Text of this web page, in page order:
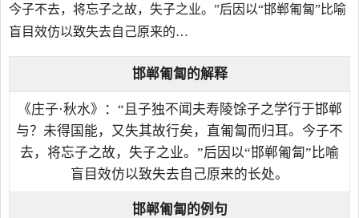
今子不去，将忘子之故，失子之业。”后因以“邯郸匍匐”比喻
盲目效仿以致失去自己原来的…
邯郸匍匐的解释
《庄子·秋水》：“且子独不闻夫寿陵馀子之学行于邯郸
与？未得国能，又失其故行矣，直匍匐而归耳。今子不
去，将忘子之故，失子之业。”后因以“邯郸匍匐”比喻
盲目效仿以致失去自己原来的长处。
邯郸匍匐的例句